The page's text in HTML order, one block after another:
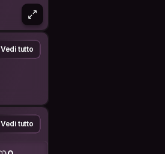
Vedi tutto
Vedi tutto